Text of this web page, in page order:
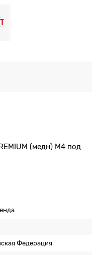
(медн) М4 под
Федерация